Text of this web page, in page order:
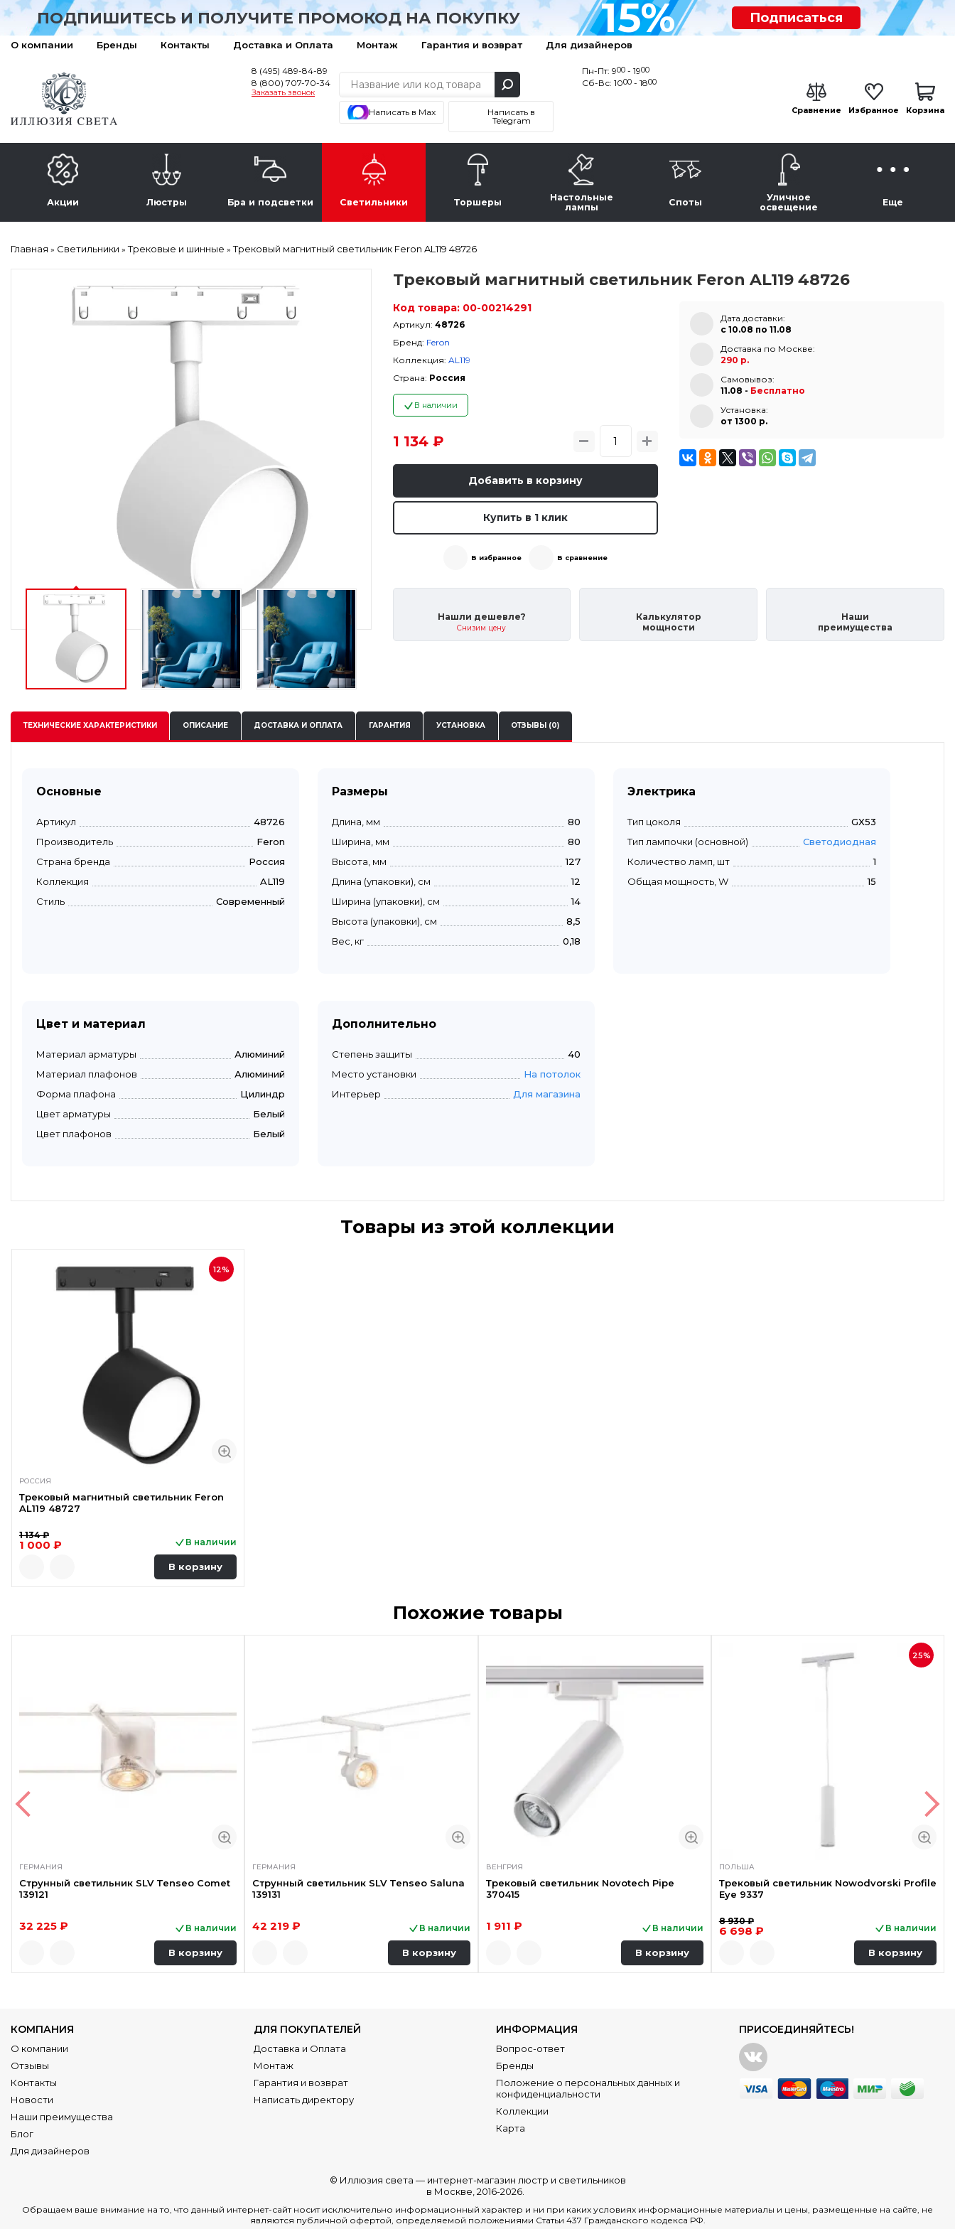
ПОДПИШИТЕСЬ И ПОЛУЧИТЕ ПРОМОКОД НА ПОКУПКУ 15% Подписаться
О компании Бренды Контакты Доставка и Оплата Монтаж Гарантия и возврат Для дизайнеров
8 (495) 489-84-89
8 (800) 707-70-34
Заказать звонок
Написать в Max
Написать в
Telegram
Пн-Пт: 900 - 1900
Сб-Вс: 1000 - 1800
Сравнение Избранное Корзина
Акции Люстры Бра и подсветки Светильники Торшеры
Настольные
лампы
Споты
Уличное
освещение
Еще
Главная » Светильники »Трековые и шинные »Трековый магнитный светильник Feron AL119 48726
Трековый магнитный светильник Feron AL119 48726
Код товара: 00-00214291
Артикул: 48726
Бренд: Feron
Коллекция: AL119
Страна: Россия
В наличии
1 134 ₽
Добавить в корзину
Купить в 1 клик
В избранное В сравнение
Дата доставки:
с 10.08 по 11.08
Доставка по Москве:
290 р.
Самовывоз:
11.08 - Бесплатно
Установка:
от 1300 p.
Нашли дешевле?
Снизим цену
Калькулятор
мощности
Наши
преимущества
ТЕХНИЧЕСКИЕХАРАКТЕРИСТИКИ ОПИСАНИЕ ДОСТАВКА И ОПЛАТА ГАРАНТИЯ УСТАНОВКА ОТЗЫВЫ (0)
Основные
Артикул
48726
Производитель
Feron
Страна бренда
Россия
Коллекция
AL119
Стиль
Современный
Размеры
Длина, мм
80
Ширина, мм
80
Высота, мм
127
Длина (упаковки), см
12
Ширина (упаковки), см
14
Высота (упаковки), см
8,5
Вес, кг
0,18
Электрика
Тип цоколя
GX53
Тип лампочки (основной)
Светодиодная
Количество ламп, шт
1
Общая мощность, W
15
Цвет и материал
Материал арматуры
Алюминий
Материал плафонов
Алюминий
Форма плафона
Цилиндр
Цвет арматуры
Белый
Цвет плафонов
Белый
Дополнительно
Степень защиты
40
Место установки
На потолок
Интерьер
Для магазина
Товары из этой коллекции
12%
РОССИЯ
Трековый магнитный светильник Feron
AL119 48727
1 134 ₽
1 000 ₽ В наличии
В корзину
Похожие товары
ГЕРМАНИЯ
Струнный светильник SLV Tenseo Comet
139121
32 225 ₽ В наличии
В корзину
ГЕРМАНИЯ
Струнный светильник SLV Tenseo Saluna
139131
42 219 ₽ В наличии
В корзину
ВЕНГРИЯ
Трековый светильник Novotech Pipe
370415
1 911 ₽ В наличии
В корзину
25%
ПОЛЬША
Трековый светильник Nowodvorski Profile
Eye 9337
8 930 ₽
6 698 ₽ В наличии
В корзину
КОМПАНИЯ
О компании
Отзывы
Контакты
Новости
Наши преимущества
Блог
Для дизайнеров
ДЛЯ ПОКУПАТЕЛЕЙ
Доставка и Оплата
Монтаж
Гарантия и возврат
Написать директору
ИНФОРМАЦИЯ
Вопрос-ответ
Бренды
Положение о персональных данных и
конфиденциальности
Коллекции
Карта
ПРИСОЕДИНЯЙТЕСЬ!
© Иллюзия света — интернет-магазин люстр и светильников
в Москве , 2016-2026.
Обращаем ваше внимание на то, что данный интернет-сайт носит исключительно информационный характер и ни при каких условиях информационные материалы и цены, размещенные на сайте, не
являются публичной офертой, определяемой положениями Статьи 437 Гражданского кодекса РФ.